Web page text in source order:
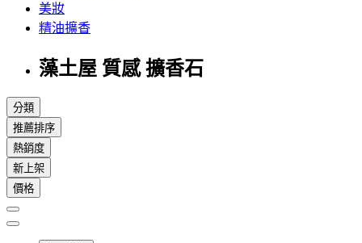
美妝
精油擴香
藻土屋 質感 擴香石
分類
推薦排序
熱銷度
新上架
價格